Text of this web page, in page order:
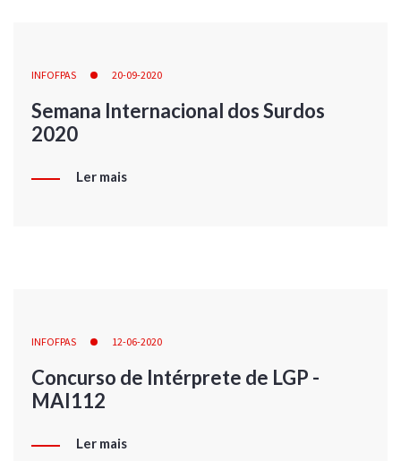
INFOFPAS 20-09-2020
Semana Internacional dos Surdos
2020
Ler mais
INFOFPAS 12-06-2020
Concurso de Intérprete de LGP -
MAI112
Ler mais